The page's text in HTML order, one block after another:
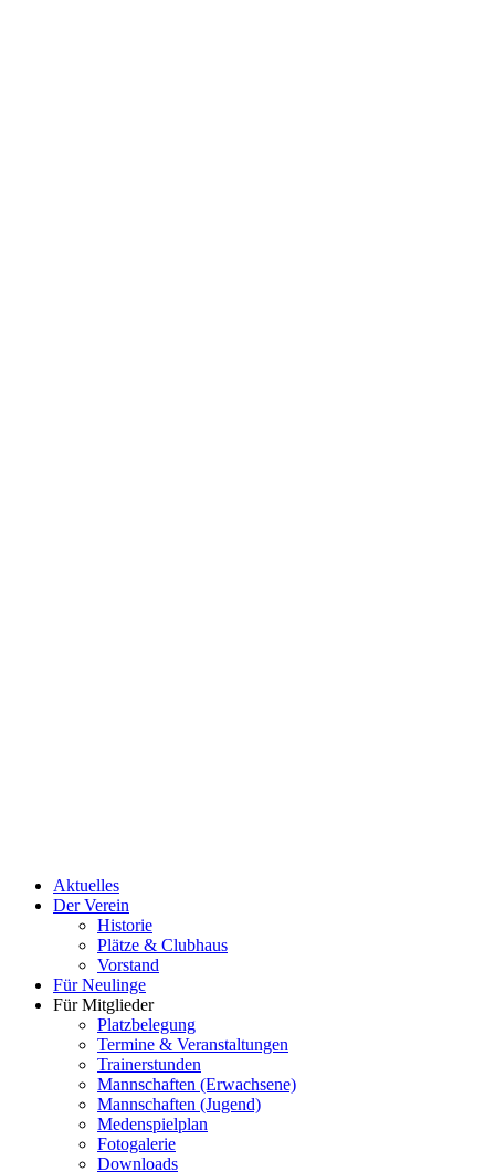
Aktuelles
Der Verein
Historie
Plätze & Clubhaus
Vorstand
Für Neulinge
Für Mitglieder
Platzbelegung
Termine & Veranstaltungen
Trainerstunden
Mannschaften (Erwachsene)
Mannschaften (Jugend)
Medenspielplan
Fotogalerie
Downloads